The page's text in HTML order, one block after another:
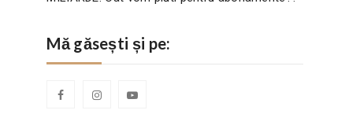
Mă găsești și pe: